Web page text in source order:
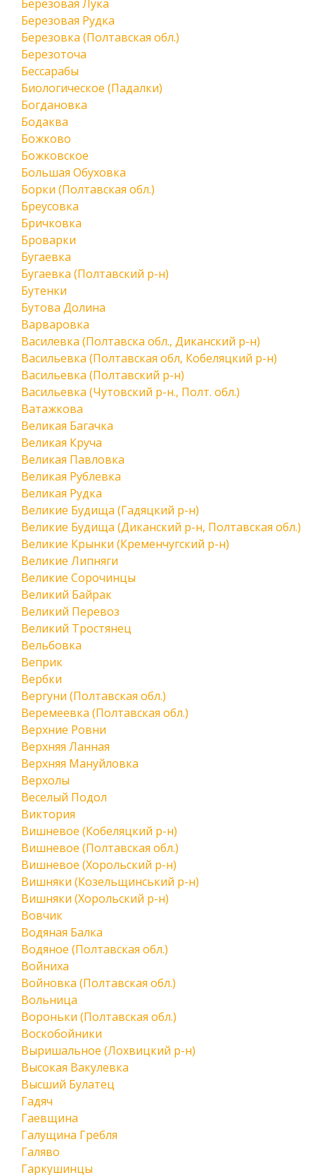
Березовая Лука
Березовая Рудка
Березовка (Полтавская обл.)
Березоточа
Бессарабы
Биологическое (Падалки)
Богдановка
Бодаква
Божково
Божковское
Большая Обуховка
Борки (Полтавская обл.)
Бреусовка
Бричковка
Броварки
Бугаевка
Бугаевка (Полтавский р-н)
Бутенки
Бутова Долина
Варваровка
Василевка (Полтавска обл., Диканский р-н)
Васильевка (Полтавская обл, Кобеляцкий р-н)
Васильевка (Полтавский р-н)
Васильевка (Чутовский р-н., Полт. обл.)
Ватажкова
Великая Багачка
Великая Круча
Великая Павловка
Великая Рублевка
Великая Рудка
Великие Будища (Гадяцкий р-н)
Великие Будища (Диканский р-н, Полтавская обл.)
Великие Крынки (Кременчугский р-н)
Великие Липняги
Великие Сорочинцы
Великий Байрак
Великий Перевоз
Великий Тростянец
Вельбовка
Веприк
Вербки
Вергуни (Полтавская обл.)
Веремеевка (Полтавская обл.)
Верхние Ровни
Верхняя Ланная
Верхняя Мануйловка
Верхолы
Веселый Подол
Виктория
Вишневое (Кобеляцкий р-н)
Вишневое (Полтавская обл.)
Вишневое (Хорольский р-н)
Вишняки (Козельщинський р-н)
Вишняки (Хорольский р-н)
Вовчик
Водяная Балка
Водяное (Полтавская обл.)
Войниха
Войновка (Полтавская обл.)
Вольница
Вороньки (Полтавская обл.)
Воскобойники
Выришальное (Лохвицкий р-н)
Высокая Вакулевка
Высший Булатец
Гадяч
Гаевщина
Галущина Гребля
Галяво
Гаркушинцы